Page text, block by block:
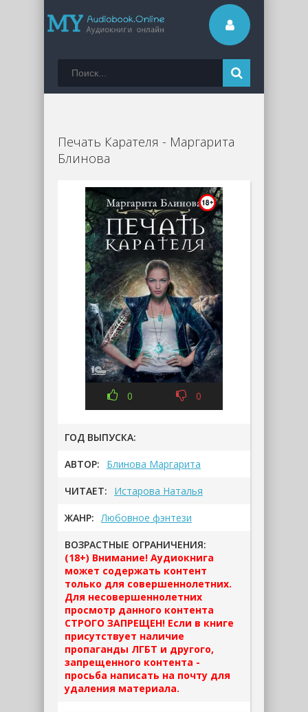
Печать Карателя - Маргарита
Блинова
0 0
ГОД ВЫПУСКА:
АВТОР: Блинова Маргарита
ЧИТАЕТ: Истарова Наталья
ЖАНР: Любовное фэнтези
ВОЗРАСТНЫЕ ОГРАНИЧЕНИЯ:
(18+) Внимание! Аудиокнига
может содержать контент
только для совершеннолетних.
Для несовершеннолетних
просмотр данного контента
СТРОГО ЗАПРЕЩЕН! Если в книге
присутствует наличие
пропаганды ЛГБТ и другого,
запрещенного контента -
просьба написать на почту для
удаления материала.